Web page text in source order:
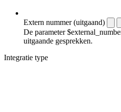
Extern nummer (uitgaand)
De parameter
uitgaande gesprekken.
Integratie type